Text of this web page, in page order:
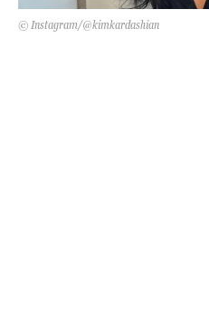
© Instagram/@kimkardashian